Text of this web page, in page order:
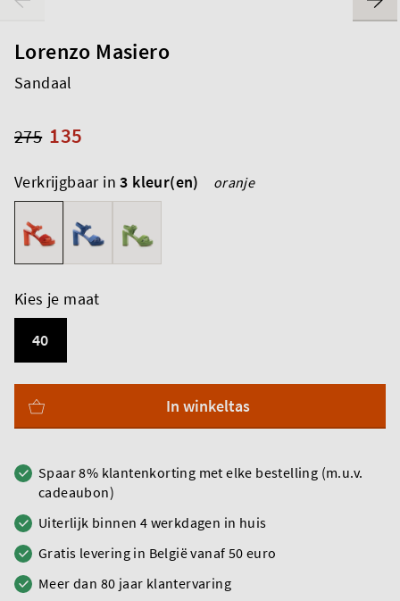
Lorenzo Masiero
Sandaal
135
275
Verkrijgbaar in3 kleur(en) oranje
Kies je maat
40
In winkeltas
Spaar 8% klantenkorting met elke bestelling (m.u.v.
cadeaubon)
Uiterlijk binnen 4 werkdagen in huis
Gratis levering in België vanaf 50 euro
Meer dan 80 jaar klantervaring